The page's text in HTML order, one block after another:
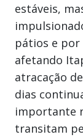
estáveis,
pátios e
afetando
atracação
dias
importante
transitam